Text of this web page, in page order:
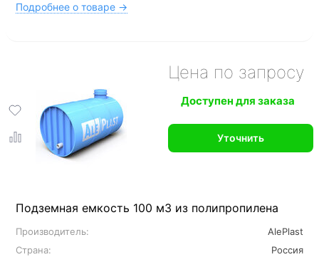
Подробнее о товаре →
Подземная емкость 100 м3 из полипропилена
Производитель:
AlePlast
Страна:
Россия
Цена по запросу
Доступен для заказа
Уточнить